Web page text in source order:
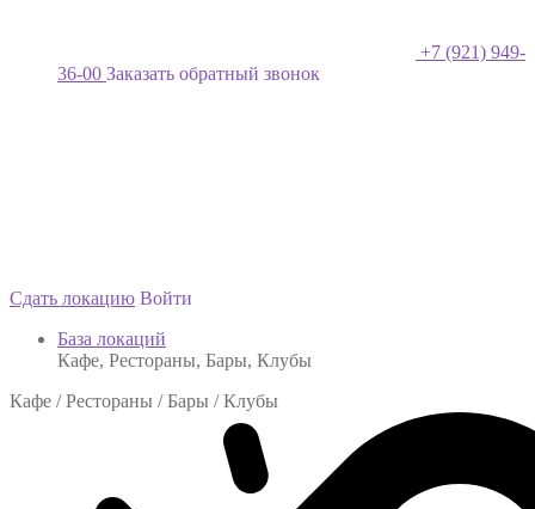
+7 (921) 949-
36-00 Заказать обратный звонок
Сдать локацию Войти
База локаций
Кафе, Рестораны, Бары, Клубы
Кафе / Рестораны / Бары / Клубы